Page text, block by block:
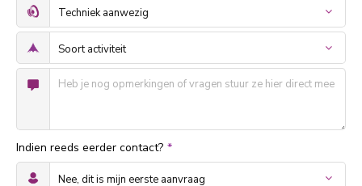
Indien reeds eerder contact? *